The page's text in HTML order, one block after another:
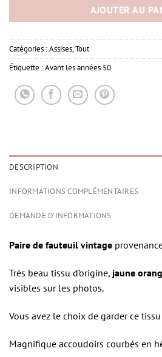
AJOUTER AU
Catégories :Assises,Tout
Étiquette :Avant les années 50
DESCRIPTION
INFORMATIONS COMPLÉMENTAIRES
DEMANDE D'INFORMATIONS
Paire de fauteuil vintage
Très beau tissu d’origine, jaune
visibles sur les photos.
Vous avez le choix de garder ce
Magnifique accoudoirs courbés en